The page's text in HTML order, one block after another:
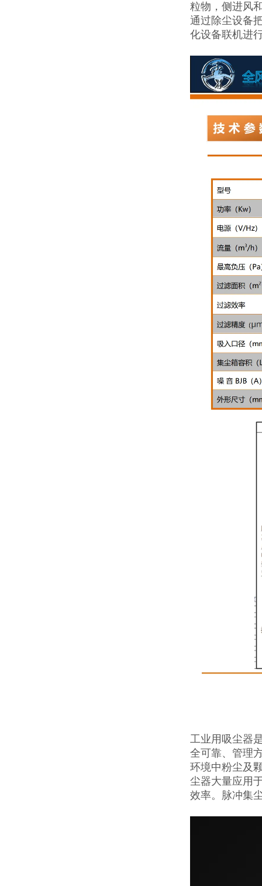
粒物，侧进风
通过除尘设备
化设备联机进
工业用吸尘器
全可靠、管理
环境中粉尘及
尘器大量应用
效率。脉冲集